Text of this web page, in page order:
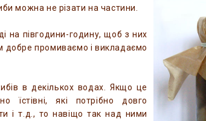
можна не різати на частини.
на півгодини-годину, щоб з них
добре промиваємо і викладаємо
в декількох водах. Якщо це
їстівні, які потрібно довго
і т.д., то навіщо так над ними